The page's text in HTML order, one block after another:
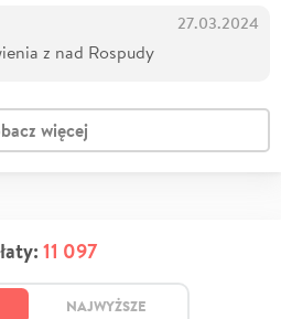
27.03.2024
z nad Rospudy
więcej
11 097
NAJWYŻSZE